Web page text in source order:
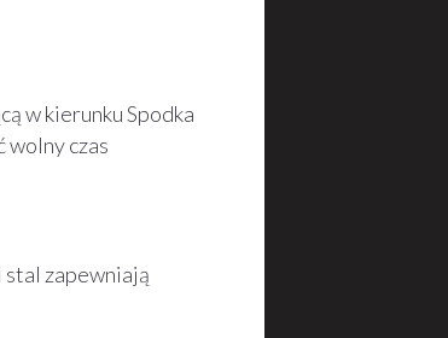
w kierunku Spodka
wolny czas
stal zapewniają